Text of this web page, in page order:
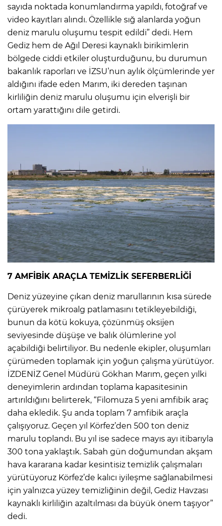
sayıda noktada konumlandırma yapıldı, fotoğraf ve
video kayıtları alındı. Özellikle sığ alanlarda yoğun
deniz marulu oluşumu tespit edildi” dedi. Hem
Gediz hem de Ağıl Deresi kaynaklı birikimlerin
bölgede ciddi etkiler oluşturduğunu, bu durumun
bakanlık raporları ve İZSU’nun aylık ölçümlerinde yer
aldığını ifade eden Marım, iki dereden taşınan
kirliliğin deniz marulu oluşumu için elverişli bir
ortam yarattığını dile getirdi.
7 AMFİBİK ARAÇLA TEMİZLİK SEFERBERLİĞİ
Deniz yüzeyine çıkan deniz marullarının kısa sürede
çürüyerek mikroalg patlamasını tetikleyebildiği,
bunun da kötü kokuya, çözünmüş oksijen
seviyesinde düşüşe ve balık ölümlerine yol
açabildiği belirtiliyor. Bu nedenle ekipler, oluşumları
çürümeden toplamak için yoğun çalışma yürütüyor.
İZDENİZ Genel Müdürü Gökhan Marım, geçen yılki
deneyimlerin ardından toplama kapasitesinin
artırıldığını belirterek, “Filomuza 5 yeni amfibik araç
daha ekledik. Şu anda toplam 7 amfibik araçla
çalışıyoruz. Geçen yıl Körfez’den 500 ton deniz
marulu toplandı. Bu yıl ise sadece mayıs ayı itibarıyla
300 tona yaklaştık. Sabah gün doğumundan akşam
hava kararana kadar kesintisiz temizlik çalışmaları
yürütüyoruz Körfez’de kalıcı iyileşme sağlanabilmesi
için yalnızca yüzey temizliğinin değil, Gediz Havzası
kaynaklı kirliliğin azaltılması da büyük önem taşıyor”
dedi.